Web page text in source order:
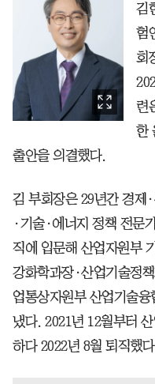
김
험
회
련
한
출안을 의결했다.
김 부회장은 29년간 경제
·기술·에너지 정책 전문
직에 입문해 산업자원부
강화학과장·산업기술정
업통상자원부 산업기술
냈다. 2021년 12월부터
하다 2022년 8월 퇴직했